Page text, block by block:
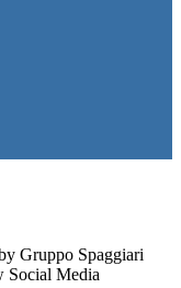
Gruppo Spaggiari
Social Media